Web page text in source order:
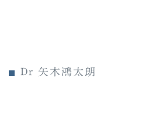
Dr 矢木鴻太朗